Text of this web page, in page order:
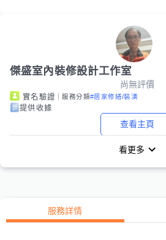
傑盛室內裝修設計工作室
尚無評價
實名驗證 ｜服務分類#居家修繕/裝潢
提供收據
查看主頁
看更多
服務詳情